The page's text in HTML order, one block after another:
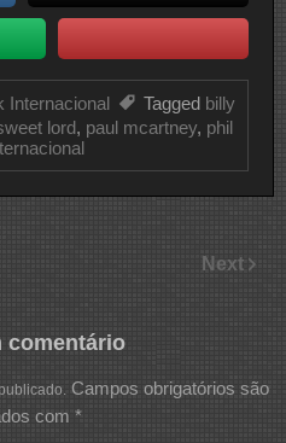
Internacional Tagged billy
lord, paul mcartney, phil
Next
comentário
Campos obrigatórios são
com *